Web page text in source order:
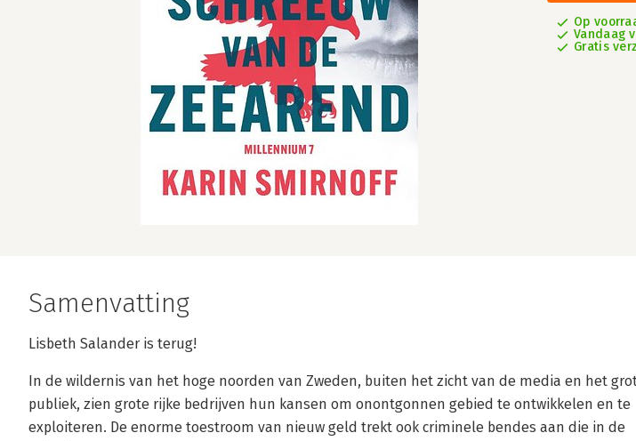
Op
Vandaag
Gratis
Samenvatting
Lisbeth Salander is terug!
In de wildernis van het hoge noorden van Zweden, buiten het zicht van de media en het
publiek, zien grote rijke bedrijven hun kansen om onontgonnen gebied te ontwikkelen en te
exploiteren. De enorme toestroom van nieuw geld trekt ook criminele bendes aan die in de